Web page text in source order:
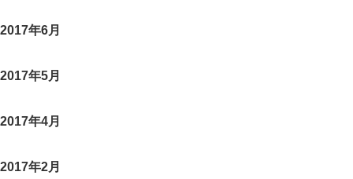
2017年6月
2017年5月
2017年4月
2017年2月